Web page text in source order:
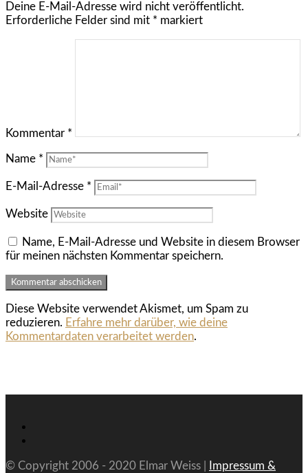
Deine E-Mail-Adresse wird nicht veröffentlicht.
Erforderliche Felder sind mit * markiert
Kommentar *
Name *
E-Mail-Adresse *
Website
Name, E-Mail-Adresse und Website in diesem Browser
für meinen nächsten Kommentar speichern.
Diese Website verwendet Akismet, um Spam zu
reduzieren. Erfahre mehr darüber, wie deine
Kommentardaten verarbeitet werden.
© Copyright 2006 - 2020 Elmar Weiss |
Impressum &